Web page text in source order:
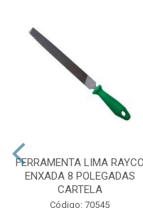
FERRAMENTA LIMA RAYCO
ENXADA 8 POLEGADAS
CARTELA
Código: 70545